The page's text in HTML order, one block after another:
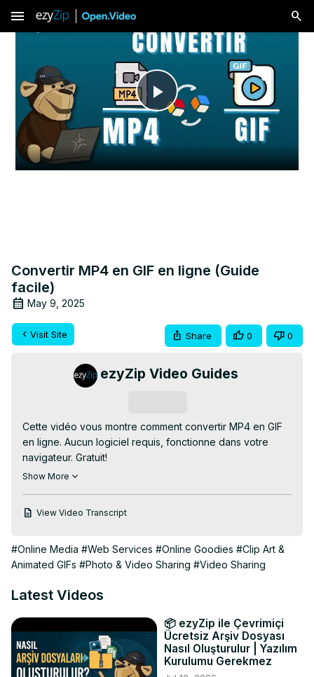
menu
Play
Video
Convertir MP4 en GIF en ligne (Guide
facile)
May 9, 2025
Visit Site Share 0 0
ezyZip Video Guides
Cette vidéo vous montre comment convertir MP4 en GIF
en ligne. Aucun logiciel requis, fonctionne dans votre
navigateur. Gratuit!
Aller à: https://www.ezyzip.com/convertir-mp4-en-gif.html
Cliquez sur « Sélectionner le fichier mp4 à convertir »
Faites glisser et déposez le fichier mp4 directement sur
ezyZip.
processus de conversion qui prendra un certain temps.
enregistrer le fichier GIF converti dans le dossier de
destination sélectionné.
#convertir #mp4 #gif
Twitter : https://twitter.com/ezyZip
Show More
View Video Transcript
#Online Media #Web Services #Online Goodies #Clip Art &
Animated GIFs #Photo & Video Sharing #Video Sharing
Latest Videos
📦 ezyZip ile Çevrimiçi
Ücretsiz Arşiv Dosyası
Nasıl Oluşturulur | Yazılım
Kurulumu Gerekmez